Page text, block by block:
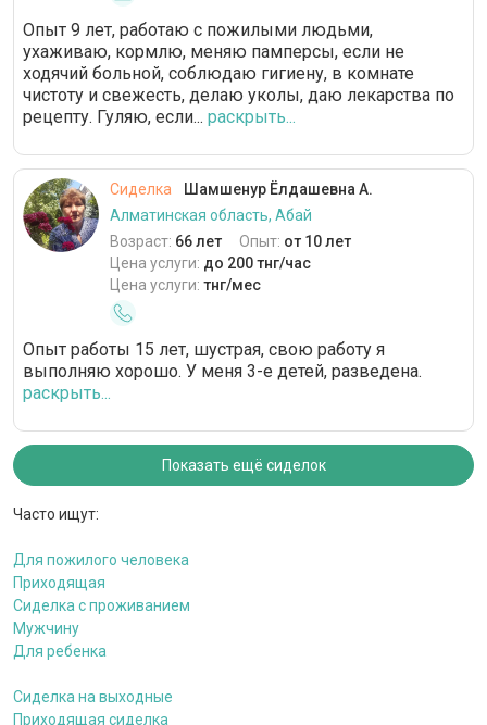
Опыт 9 лет, работаю с пожилыми людьми,
ухаживаю, кормлю, меняю памперсы, если не
ходячий больной, соблюдаю гигиену, в комнате
чистоту и свежесть, делаю уколы, даю лекарства по
рецепту. Гуляю, если... раскрыть...
Сиделка
Шамшенур Ёлдашевна А.
Алматинская область, Абай
Возраст: 66 лет Опыт: от 10 лет
Цена услуги: до 200 тнг/час
Цена услуги: тнг/мес
Опыт работы 15 лет, шустрая, свою работу я
выполняю хорошо. У меня 3-е детей, разведена.
раскрыть...
Показать ещё сиделок
Часто ищут:
Для пожилого человека
Приходящая
Сиделка с проживанием
Мужчину
Для ребенка
Сиделка на выходные
Приходящая сиделка